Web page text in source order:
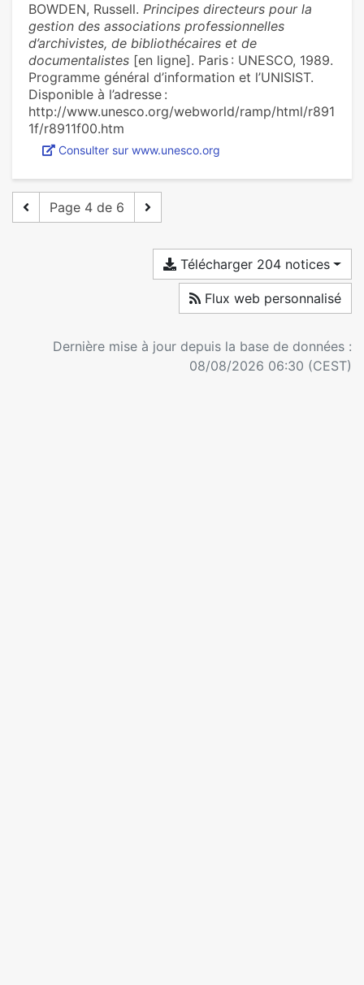
BOWDEN, Russell. Principes directeurs pour la
gestion des associations professionnelles
d’archivistes, de bibliothécaires et de
documentalistes [en ligne]. Paris : UNESCO, 1989.
Programme général d’information et l’UNISIST.
Disponible à l’adresse :
http://www.unesco.org/webworld/ramp/html/r891
1f/r8911f00.htm
Consulter sur www.unesco.org
Page 4 de 6
Télécharger 204 notices
Flux web personnalisé
Dernière mise à jour depuis la base de données :
08/08/2026 06:30 (CEST)